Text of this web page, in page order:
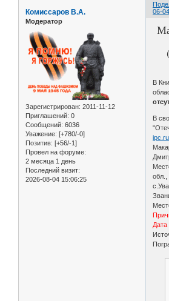
06-
Комиссаров В.А.
Модератор
Зарегистрирован: 2011-11-12
Приглашений: 0
Сообщений: 6036
Уважение: [+780/-0]
Позитив: [+56/-1]
Провел на форуме:
2 месяца 1 день
Последний визит:
2026-08-04 15:06:25
В
В
обл.,